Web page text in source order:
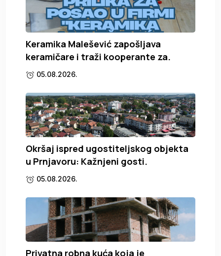
Keramika Malešević zapošljava
keramičare i traži kooperante za.
05.08.2026.
Okršaj ispred ugostiteljskog objekta
u Prnjavoru: Kažnjeni gosti.
05.08.2026.
Privatna robna kuća koja je